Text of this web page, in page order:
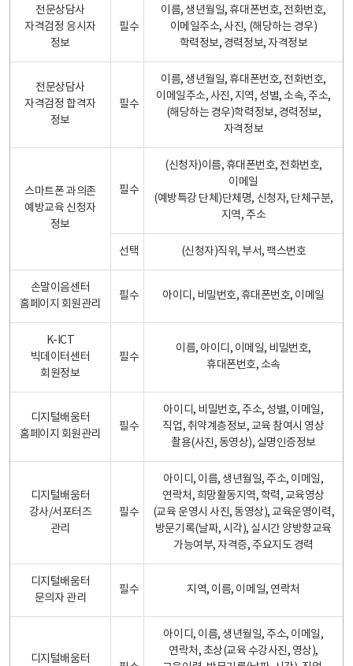
전문상담사
자격검정 응시자
정보
필수
이름, 생년월일, 휴대폰번호, 전화번호,
이메일주소, 사진, (해당하는 경우)
학력정보, 경력정보, 자격정보
전문상담사
자격검정 합격자
정보
필수
이름, 생년월일, 휴대폰번호, 전화번호,
이메일주소, 사진, 지역, 성별, 소속, 주소,
(해당하는 경우)학력정보, 경력정보,
자격정보
스마트폰 과의존
예방교육 신청자
정보
필수
(신청자)이름, 휴대폰번호, 전화번호,
이메일
(예방특강 단체)단체명, 신청자, 단체구분,
지역, 주소
선택 (신청자)직위, 부서, 팩스번호
손말이음센터
홈페이지 회원관리
필수 아이디, 비밀번호, 휴대폰번호, 이메일
K-ICT
빅데이터센터
회원정보
필수
이름, 아이디, 이메일, 비밀번호,
휴대폰번호, 소속
디지털배움터
홈페이지 회원관리
필수
아이디, 비밀번호, 주소, 성별, 이메일,
직업, 취약계층정보, 교육 참여시 영상
촬용(사진, 동영상), 실명인증정보
디지털배움터
강사/서포터즈
관리
필수
아이디, 이름, 생년월일, 주소, 이메일,
연락처, 희망활동지역, 학력, 교육영상
(교육 운영시 사진, 동영상), 교육운영이력,
방문기록(날짜, 시각), 실시간 양방향교육
가능여부, 자격증, 주요지도 경력
디지털배움터
문의자 관리
필수 지역, 이름, 이메일, 연락처
디지털배움터
아이디, 이름, 생년월일, 주소, 이메일,
연락처, 초상(교육 수강사진, 영상),